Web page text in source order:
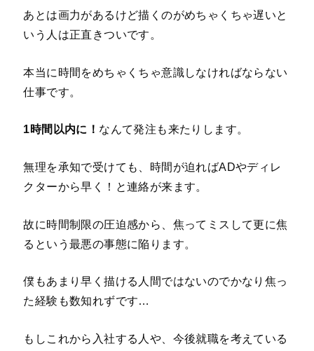
あとは画力があるけど描くのがめちゃくちゃ遅いと
いう人は正直きついです。
本当に時間をめちゃくちゃ意識しなければならない
仕事です。
1時間以内に！ なんて発注も来たりします。
無理を承知で受けても、時間が迫ればADやディレ
クターから早く！と連絡が来ます。
故に時間制限の圧迫感から、焦ってミスして更に焦
るという最悪の事態に陥ります。
僕もあまり早く描ける人間ではないのでかなり焦っ
た経験も数知れずです…
もしこれから入社する人や、今後就職を考えている